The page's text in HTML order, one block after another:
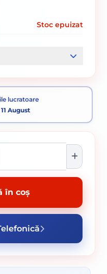
Stoc epuizat
lucratoare
August
în coș